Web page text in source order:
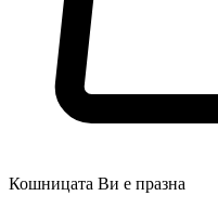
Кошницата Ви е празна